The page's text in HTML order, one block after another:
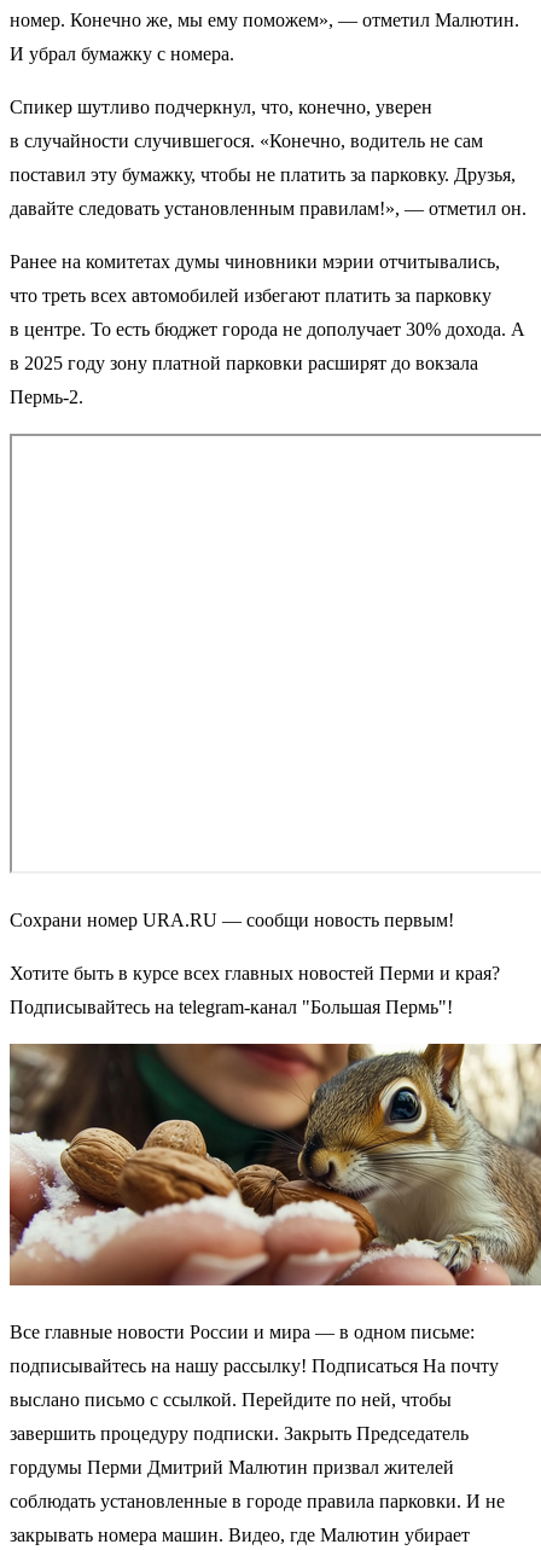
номер. Конечно же, мы ему поможем», — отметил Малютин.
И убрал бумажку с номера.
Спикер шутливо подчеркнул, что, конечно, уверен
в случайности случившегося. «Конечно, водитель не сам
поставил эту бумажку, чтобы не платить за парковку. Друзья,
давайте следовать установленным правилам!», — отметил он.
Ранее на комитетах думы чиновники мэрии отчитывались,
что треть всех автомобилей избегают платить за парковку
в центре. То есть бюджет города не дополучает 30% дохода. А
в 2025 году зону платной парковки расширят до вокзала
Пермь-2.
Сохрани номер URA.RU — сообщи новость первым!
Хотите быть в курсе всех главных новостей Перми и края?
Подписывайтесь на telegram-канал "Большая Пермь"!
Все главные новости России и мира — в одном письме:
подписывайтесь на нашу рассылку! Подписаться На почту
выслано письмо с ссылкой. Перейдите по ней, чтобы
завершить процедуру подписки. Закрыть Председатель
гордумы Перми Дмитрий Малютин призвал жителей
соблюдать установленные в городе правила парковки. И не
закрывать номера машин. Видео, где Малютин убирает